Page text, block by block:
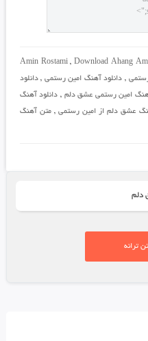
Amin Rostami,Download Ahang
, دانلود آهنگ امین رستمی ,دانلود
امین رستمی عشق دلم , دانلود آهنگ
عشق دلم از امین رستمی,متن آهنگ
دلم
ترانه